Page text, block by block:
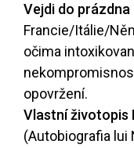
Vejdi do prázdna
Francie/Itálie/
očima
opovržení.
Vlastní životopis
(Autobiografia lui